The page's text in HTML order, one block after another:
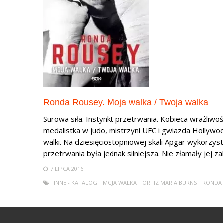
Ronda Rousey. Moja walka / Twoja walka
Surowa siła. Instynkt przetrwania. Kobieca
medalistka w judo, mistrzyni UFC i gwiazda
walki. Na dziesięciostopniowej skali Apgar
przetrwania była jednak silniejsza. Nie złamały jej
7 LIPCA 2016
INNE - KATALOG
MOJA WALKA ORTIZ MARIA BURNS RONDA